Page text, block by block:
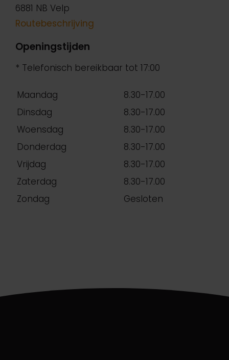
6881 NB Velp
Routebeschrijving
Openingstijden
* Telefonisch bereikbaar tot 17:00
Maandag
8.30-17.00
Dinsdag
8.30-17.00
Woensdag
8.30-17.00
Donderdag
8.30-17.00
Vrijdag
8.30-17.00
Zaterdag
8.30-17.00
Zondag
Gesloten